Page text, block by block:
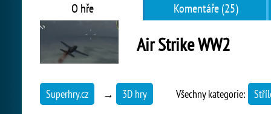
O hře Komentáře (25)
Air Strike WW2
Superhry.cz → 3D hry Všechny kategorie: